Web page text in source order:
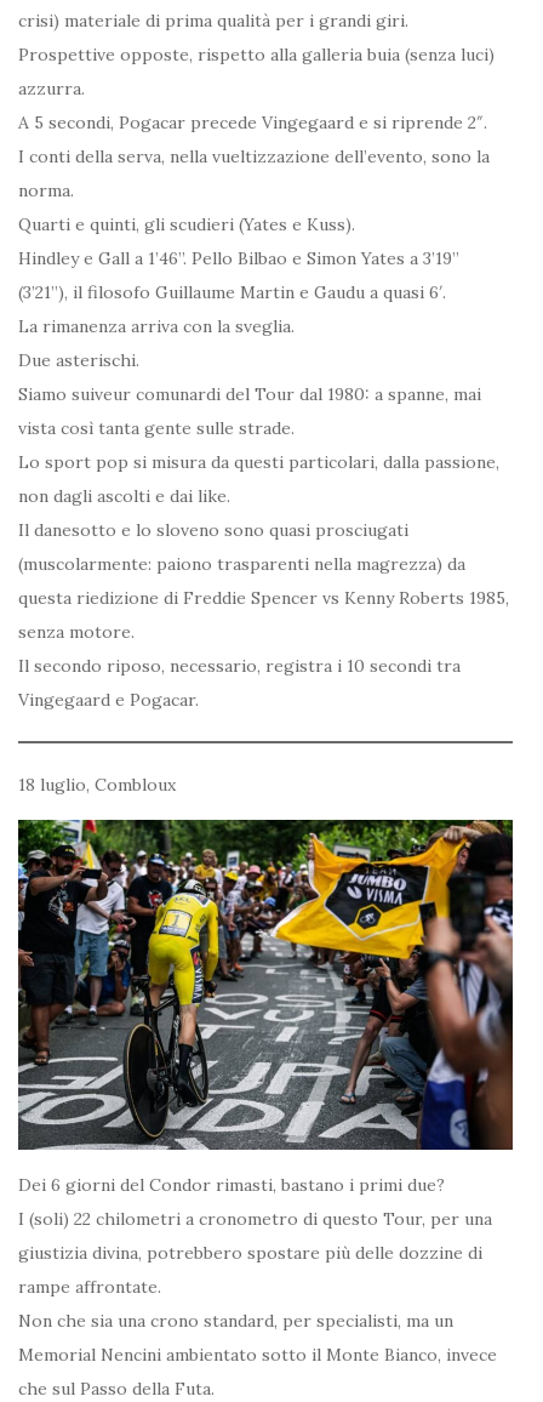
crisi) materiale di prima qualità per i grandi giri.
Prospettive opposte, rispetto alla galleria buia (senza luci)
azzurra.
A 5 secondi, Pogacar precede Vingegaard e si riprende 2″.
I conti della serva, nella vueltizzazione dell’evento, sono la
norma.
Quarti e quinti, gli scudieri (Yates e Kuss).
Hindley e Gall a 1’46”. Pello Bilbao e Simon Yates a 3’19”
(3’21”), il filosofo Guillaume Martin e Gaudu a quasi 6′.
La rimanenza arriva con la sveglia.
Due asterischi.
Siamo suiveur comunardi del Tour dal 1980: a spanne, mai
vista così tanta gente sulle strade.
Lo sport pop si misura da questi particolari, dalla passione,
non dagli ascolti e dai like.
Il danesotto e lo sloveno sono quasi prosciugati
(muscolarmente: paiono trasparenti nella magrezza) da
questa riedizione di Freddie Spencer vs Kenny Roberts 1985,
senza motore.
Il secondo riposo, necessario, registra i 10 secondi tra
Vingegaard e Pogacar.
18 luglio, Combloux
Dei 6 giorni del Condor rimasti, bastano i primi due?
I (soli) 22 chilometri a cronometro di questo Tour, per una
giustizia divina, potrebbero spostare più delle dozzine di
rampe affrontate.
Non che sia una crono standard, per specialisti, ma un
Memorial Nencini ambientato sotto il Monte Bianco, invece
che sul Passo della Futa.